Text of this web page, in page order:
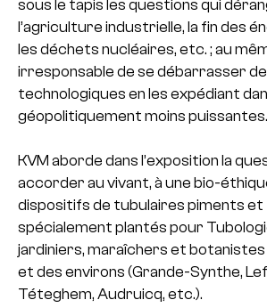
sous le tapis les questions qui
l’agriculture industrielle, la fin des
les déchets nucléaires, etc. ; au
irresponsable de se débarrasser
technologiques en les expédiant
géopolitiquement moins puissantes.
KVM aborde dans l’exposition la
accorder au vivant, à une bio-
dispositifs de tubulaires piments
spécialement plantés pour
jardiniers, maraîchers et
et des environs (Grande-Synthe,
Téteghem, Audruicq, etc.).